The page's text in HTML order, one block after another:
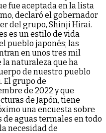
fue aceptada en la lista
declaró el gobernador
del grupo, Shinji Hirai.
es un estilo de vida
pueblo japonés; las
en unos tres mil
naturaleza que ha
de nuestro pueblo
El grupo de
de 2022 y que
de Japón, tiene
una encuesta sobre
aguas termales en todo
necesidad de